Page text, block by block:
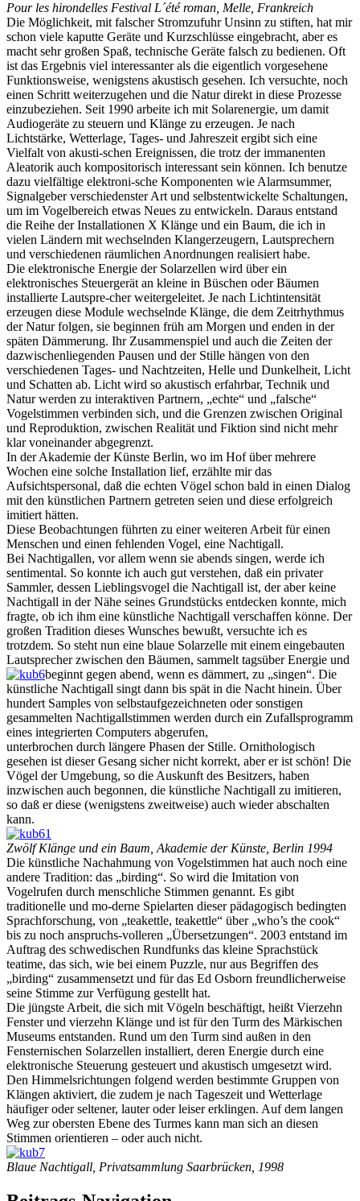
Pour les hirondelles Festival L´été roman, Melle, Frankreich
Die Möglichkeit, mit falscher Stromzufuhr Unsinn zu stiften, hat mir
schon viele kaputte Geräte und Kurzschlüsse eingebracht, aber es
macht sehr großen Spaß, technische Geräte falsch zu bedienen. Oft
ist das Ergebnis viel interessanter als die eigentlich vorgesehene
Funktionsweise, wenigstens akustisch gesehen. Ich versuchte, noch
einen Schritt weiterzugehen und die Natur direkt in diese Prozesse
einzubeziehen. Seit 1990 arbeite ich mit Solarenergie, um damit
Audiogeräte zu steuern und Klänge zu erzeugen. Je nach
Lichtstärke, Wetterlage, Tages- und Jahreszeit ergibt sich eine
Vielfalt von akusti-schen Ereignissen, die trotz der immanenten
Aleatorik auch kompositorisch interessant sein können. Ich benutze
dazu vielfältige elektroni-sche Komponenten wie Alarmsummer,
Signalgeber verschiedenster Art und selbstentwickelte Schaltungen,
um im Vogelbereich etwas Neues zu entwickeln. Daraus entstand
die Reihe der Installationen X Klänge und ein Baum, die ich in
vielen Ländern mit wechselnden Klangerzeugern, Lautsprechern
und verschiedenen räumlichen Anordnungen realisiert habe.
Die elektronische Energie der Solarzellen wird über ein
elektronisches Steuergerät an kleine in Büschen oder Bäumen
installierte Lautspre-cher weitergeleitet. Je nach Lichtintensität
erzeugen diese Module wechselnde Klänge, die dem Zeitrhythmus
der Natur folgen, sie beginnen früh am Morgen und enden in der
späten Dämmerung. Ihr Zusammenspiel und auch die Zeiten der
dazwischenliegenden Pausen und der Stille hängen von den
verschiedenen Tages- und Nachtzeiten, Helle und Dunkelheit, Licht
und Schatten ab. Licht wird so akustisch erfahrbar, Technik und
Natur werden zu interaktiven Partnern, „echte“ und „falsche“
Vogelstimmen verbinden sich, und die Grenzen zwischen Original
und Reproduktion, zwischen Realität und Fiktion sind nicht mehr
klar voneinander abgegrenzt.
In der Akademie der Künste Berlin, wo im Hof über mehrere
Wochen eine solche Installation lief, erzählte mir das
Aufsichtspersonal, daß die echten Vögel schon bald in einen Dialog
mit den künstlichen Partnern getreten seien und diese erfolgreich
imitiert hätten.
Diese Beobachtungen führten zu einer weiteren Arbeit für einen
Menschen und einen fehlenden Vogel, eine Nachtigall.
Bei Nachtigallen, vor allem wenn sie abends singen, werde ich
sentimental. So konnte ich auch gut verstehen, daß ein privater
Sammler, dessen Lieblingsvogel die Nachtigall ist, der aber keine
Nachtigall in der Nähe seines Grundstücks entdecken konnte, mich
fragte, ob ich ihm eine künstliche Nachtigall verschaffen könne. Der
großen Tradition dieses Wunsches bewußt, versuchte ich es
trotzdem. So steht nun eine blaue Solarzelle mit einem eingebauten
Lautsprecher zwischen den Bäumen, sammelt tagsüber Energie und
beginnt gegen abend, wenn es dämmert, zu „singen“. Die
künstliche Nachtigall singt dann bis spät in die Nacht hinein. Über
hundert Samples von selbstaufgezeichneten oder sonstigen
gesammelten Nachtigallstimmen werden durch ein Zufallsprogramm
eines integrierten Computers abgerufen,
unterbrochen durch längere Phasen der Stille. Ornithologisch
gesehen ist dieser Gesang sicher nicht korrekt, aber er ist schön! Die
Vögel der Umgebung, so die Auskunft des Besitzers, haben
inzwischen auch begonnen, die künstliche Nachtigall zu imitieren,
so daß er diese (wenigstens zweitweise) auch wieder abschalten
kann.
Zwölf Klänge und ein Baum, Akademie der Künste, Berlin 1994
Die künstliche Nachahmung von Vogelstimmen hat auch noch eine
andere Tradition: das „birding“. So wird die Imitation von
Vogelrufen durch menschliche Stimmen genannt. Es gibt
traditionelle und mo-derne Spielarten dieser pädagogisch bedingten
Sprachforschung, von „teakettle, teakettle“ über „who’s the cook“
bis zu noch anspruchs-volleren „Übersetzungen“. 2003 entstand im
Auftrag des schwedischen Rundfunks das kleine Sprachstück
teatime, das sich, wie bei einem Puzzle, nur aus Begriffen des
„birding“ zusammensetzt und für das Ed Osborn freundlicherweise
seine Stimme zur Verfügung gestellt hat.
Die jüngste Arbeit, die sich mit Vögeln beschäftigt, heißt Vierzehn
Fenster und vierzehn Klänge und ist für den Turm des Märkischen
Museums entstanden. Rund um den Turm sind außen in den
Fensternischen Solarzellen installiert, deren Energie durch eine
elektronische Steuerung gesteuert und akustisch umgesetzt wird.
Den Himmelsrichtungen folgend werden bestimmte Gruppen von
Klängen aktiviert, die zudem je nach Tageszeit und Wetterlage
häufiger oder seltener, lauter oder leiser erklingen. Auf dem langen
Weg zur obersten Ebene des Turmes kann man sich an diesen
Stimmen orientieren – oder auch nicht.
Blaue Nachtigall, Privatsammlung Saarbrücken, 1998